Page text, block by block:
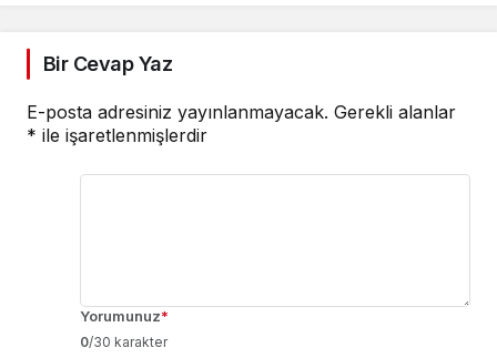
Bir Cevap Yaz
E-posta adresiniz yayınlanmayacak. Gerekli alanlar
* ile işaretlenmişlerdir
Yorumunuz*
0/30 karakter